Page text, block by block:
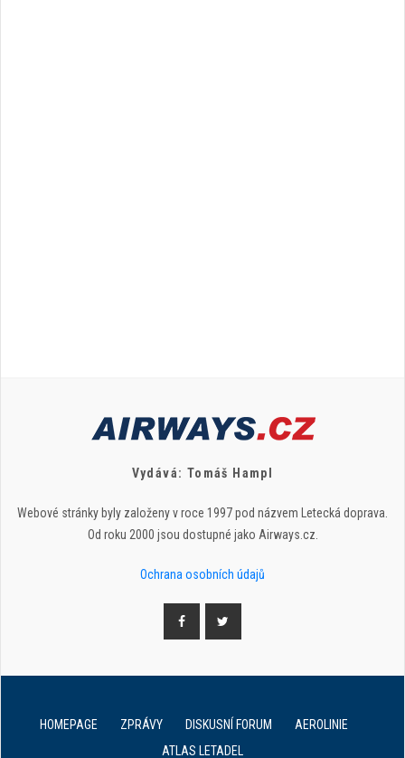
Vydává: Tomáš Hampl
Webové stránky byly založeny v roce 1997 pod názvem Letecká doprava.
Od roku 2000 jsou dostupné jako Airways.cz.
Ochrana osobních údajů
HOMEPAGE ZPRÁVY DISKUSNÍ FORUM
AEROLINIE
ATLAS LETADEL